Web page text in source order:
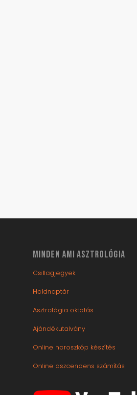
MINDEN AMI ASZTROLÓGIA
Csillagjegyek
Holdnaptár
Asztrológia oktatás
Ajándékutalvány
Online horoszkóp készítés
Online aszcendens számítás